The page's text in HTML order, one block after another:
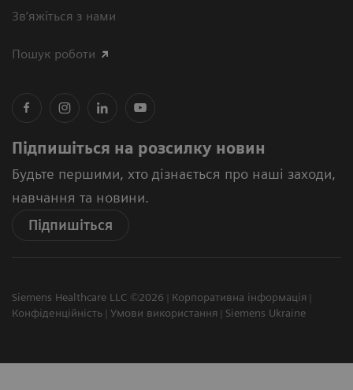
Зв’яжіться з нами
Пошук роботи
Підпишіться на розсилку новин
Будьте першими, хто дізнається про наші заходи,
навчання та новини.
Підпишіться
Siemens Healthcare LLC ©2026
Корпоративна інформація
Конфіденційність
Умови використання Siemens Ukraine